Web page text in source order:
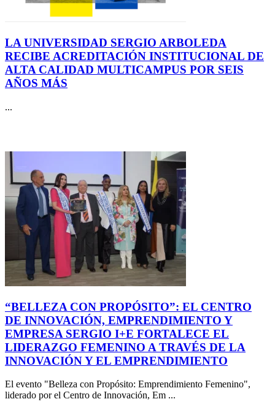
LA UNIVERSIDAD SERGIO ARBOLEDA
RECIBE ACREDITACIÓN INSTITUCIONAL DE
ALTA CALIDAD MULTICAMPUS POR SEIS
AÑOS MÁS
...
“BELLEZA CON PROPÓSITO”: EL CENTRO
DE INNOVACIÓN, EMPRENDIMIENTO Y
EMPRESA SERGIO I+E FORTALECE EL
LIDERAZGO FEMENINO A TRAVÉS DE LA
INNOVACIÓN Y EL EMPRENDIMIENTO
El evento "Belleza con Propósito: Emprendimiento Femenino",
liderado por el Centro de Innovación, Em ...